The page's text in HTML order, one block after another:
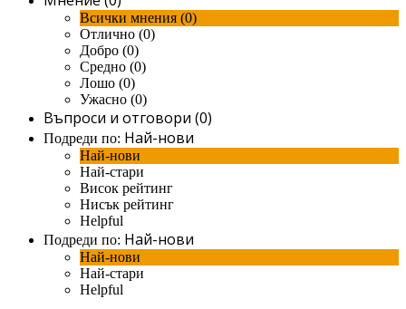
Всички мнения (0)
Отлично (0)
Добро (0)
Средно (0)
Лошо (0)
Ужасно (0)
Въпроси и отговори (0)
Подреди по: Най-нови
Най-нови
Най-стари
Висок рейтинг
Нисък рейтинг
Helpful
Подреди по: Най-нови
Най-нови
Най-стари
Helpful